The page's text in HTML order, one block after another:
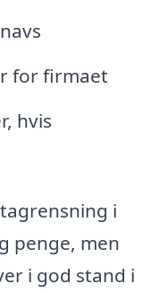
for firmaet
hvis
i
penge, men
i god stand i